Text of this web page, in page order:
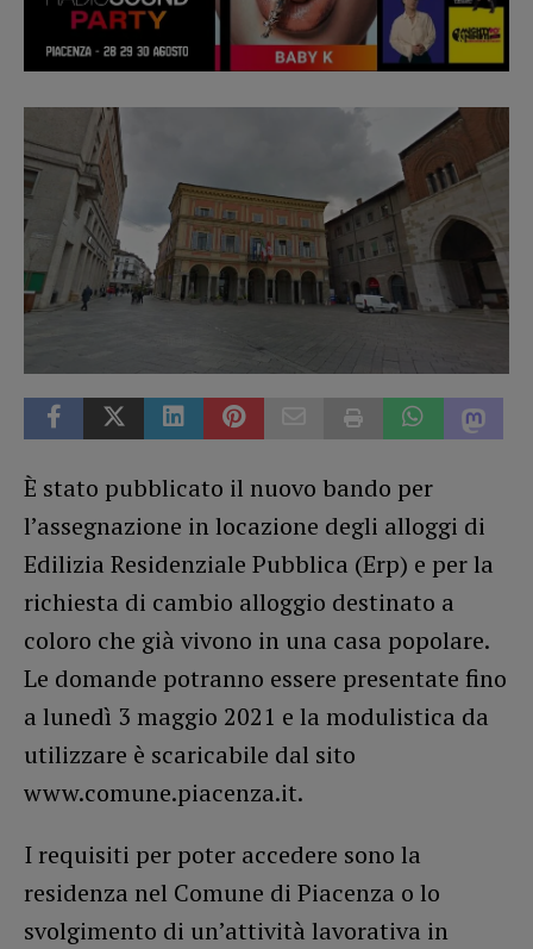
È stato pubblicato il nuovo bando per
l’assegnazione in locazione degli alloggi di
Edilizia Residenziale Pubblica (Erp) e per la
richiesta di cambio alloggio destinato a
coloro che già vivono in una casa popolare.
Le domande potranno essere presentate fino
a lunedì 3 maggio 2021 e la modulistica da
utilizzare è scaricabile dal sito
www.comune.piacenza.it.
I requisiti per poter accedere sono la
residenza nel Comune di Piacenza o lo
svolgimento di un’attività lavorativa in